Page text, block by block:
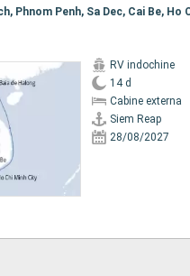
RV indochine
14 d
Cabine externa
Siem Reap
28/08/2027